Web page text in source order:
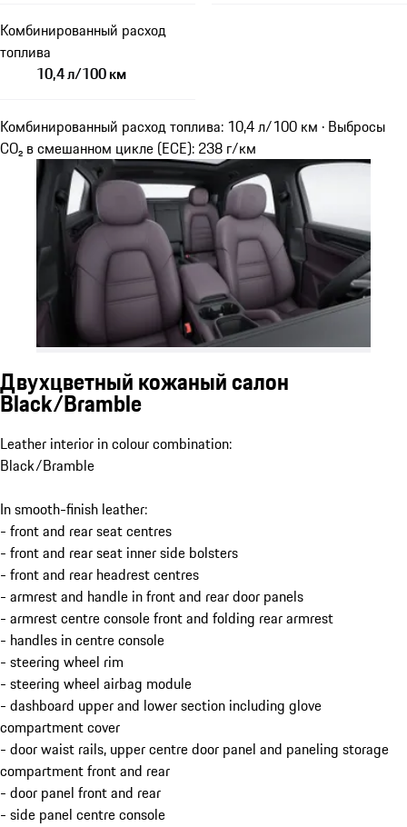
Комбинированный расход
топлива
10,4 л/100 км
Комбинированный расход топлива: 10,4 л/100 км · Выбросы
CO₂ в смешанном цикле (ECE): 238 г/км
Двухцветный кожаный салон
Black/Bramble
Leather interior in colour combination:
Black/Bramble
In smooth-finish leather:
- front and rear seat centres
- front and rear seat inner side bolsters
- front and rear headrest centres
- armrest and handle in front and rear door panels
- armrest centre console front and folding rear armrest
- handles in centre console
- steering wheel rim
- steering wheel airbag module
- dashboard upper and lower section including glove
compartment cover
- door waist rails, upper centre door panel and paneling storage
compartment front and rear
- door panel front and rear
- side panel centre console